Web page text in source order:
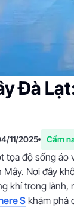
Đà
11/2025 Cẩm
tọa độ sống ảo
Mây. Nơi đây
khí trong lành,
Skhám phá